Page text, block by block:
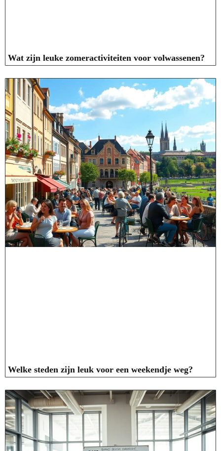
Wat zijn leuke zomeractiviteiten voor volwassenen?
Welke steden zijn leuk voor een weekendje weg?